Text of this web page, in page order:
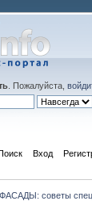
. Пожалуйста,
Вход
советы